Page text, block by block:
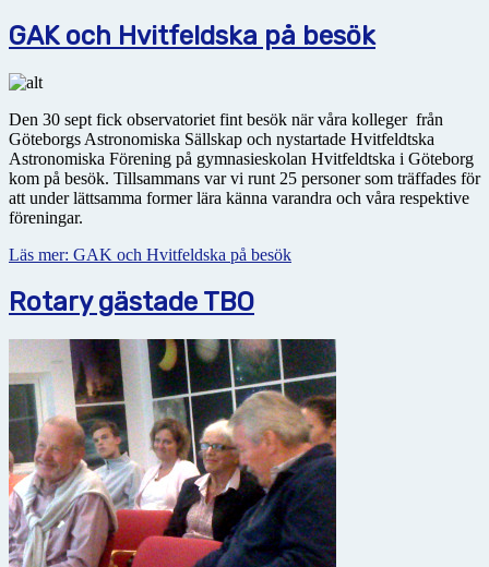
GAK och Hvitfeldska på besök
Den 30 sept fick observatoriet fint besök när våra kolleger från
Göteborgs Astronomiska Sällskap och nystartade Hvitfeldtska
Astronomiska Förening på gymnasieskolan Hvitfeldtska i Göteborg
kom på besök. Tillsammans var vi runt 25 personer som träffades för
att under lättsamma former lära känna varandra och våra respektive
föreningar.
Läs mer: GAK och Hvitfeldska på besök
Rotary gästade TBO